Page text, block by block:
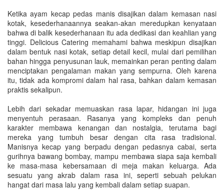
Ketika ayam kecap pedas manis disajikan dalam kemasan nasi
kotak, kesederhanaannya seakan-akan meredupkan kenyataan
bahwa di balik kesederhanaan itu ada dedikasi dan keahlian yang
tinggi. Delicious Catering memahami bahwa meskipun disajikan
dalam bentuk nasi kotak, setiap detail kecil, mulai dari pemilihan
bahan hingga penyusunan lauk, memainkan peran penting dalam
menciptakan pengalaman makan yang sempurna. Oleh karena
itu, tidak ada kompromi dalam hal rasa, bahkan dalam kemasan
praktis sekalipun.
Lebih dari sekadar memuaskan rasa lapar, hidangan ini juga
menyentuh perasaan. Rasanya yang kompleks dan penuh
karakter membawa kenangan dan nostalgia, terutama bagi
mereka yang tumbuh besar dengan cita rasa tradisional.
Manisnya kecap yang berpadu dengan pedasnya cabai, serta
gurihnya bawang bombay, mampu membawa siapa saja kembali
ke masa-masa kebersamaan di meja makan keluarga. Ada
sesuatu yang akrab dalam rasa ini, seperti sebuah pelukan
hangat dari masa lalu yang kembali dalam setiap suapan.